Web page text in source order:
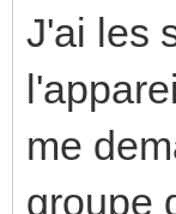
J'ai les
me
groupe